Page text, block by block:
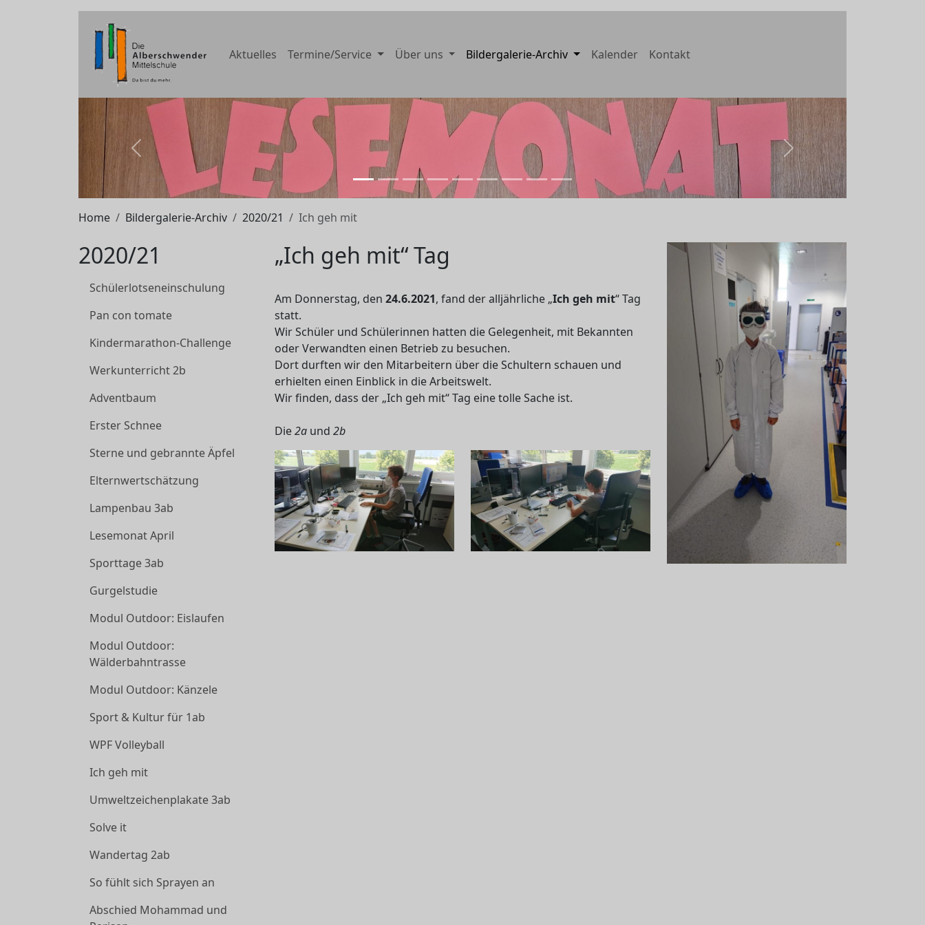
Aktuelles Termine/Service Über uns Bildergalerie-Archiv Kalender Kontakt
zurück weiter
Home Bildergalerie-Archiv 2020/21 Ich geh mit
2020/21
Schülerlotseneinschulung
Pan con tomate
Kindermarathon-Challenge
Werkunterricht 2b
Adventbaum
Erster Schnee
Sterne und gebrannte Äpfel
Elternwertschätzung
Lampenbau 3ab
Lesemonat April
Sporttage 3ab
Gurgelstudie
Modul Outdoor: Eislaufen
Modul Outdoor:
Wälderbahntrasse
Modul Outdoor: Känzele
Sport & Kultur für 1ab
WPF Volleyball
Ich geh mit
Umweltzeichenplakate 3ab
Solve it
Wandertag 2ab
So fühlt sich Sprayen an
Abschied Mohammad und
„Ich geh mit“ Tag
Am Donnerstag, den 24.6.2021, fand der alljährliche „Ich geh mit“ Tag
statt.
Wir Schüler und Schülerinnen hatten die Gelegenheit, mit Bekannten
oder Verwandten einen Betrieb zu besuchen.
Dort durften wir den Mitarbeitern über die Schultern schauen und
erhielten einen Einblick in die Arbeitswelt.
Wir finden, dass der „Ich geh mit“ Tag eine tolle Sache ist.
Die2a und 2b